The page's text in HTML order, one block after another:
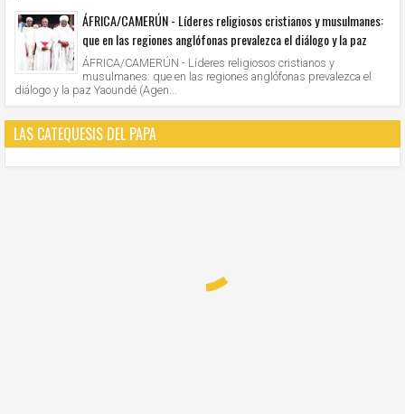
ÁFRICA/CAMERÚN - Líderes religiosos cristianos y musulmanes:
que en las regiones anglófonas prevalezca el diálogo y la paz
ÁFRICA/CAMERÚN - Líderes religiosos cristianos y
musulmanes: que en las regiones anglófonas prevalezca el
diálogo y la paz Yaoundé (Agen...
LAS CATEQUESIS DEL PAPA